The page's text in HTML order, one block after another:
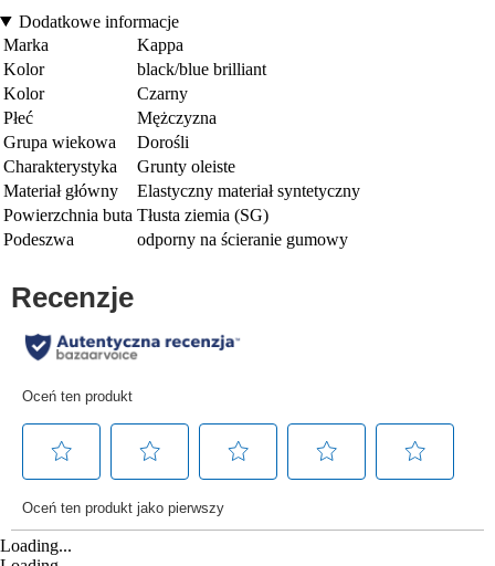
Dodatkowe informacje
Marka
Kappa
Kolor
black/blue brilliant
Kolor
Czarny
Płeć
Mężczyzna
Grupa wiekowa
Dorośli
Charakterystyka
Grunty oleiste
Materiał główny
Elastyczny materiał syntetyczny
Powierzchnia buta Tłusta ziemia (SG)
Podeszwa
odporny na ścieranie gumowy
Loading...